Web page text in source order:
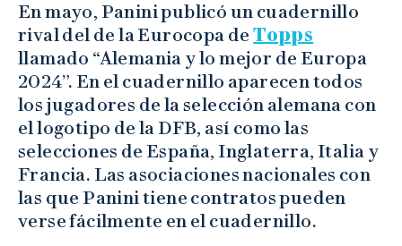
En mayo, Panini publicó un cuadernillo
rival del de la Eurocopa deTopps
llamado “Alemania y lo mejor de Europa
2024”. En el cuadernillo aparecen todos
los jugadores de la selección alemana con
el logotipo de la DFB, así como las
selecciones de España, Inglaterra, Italia y
Francia. Las asociaciones nacionales con
las que Panini tiene contratos pueden
verse fácilmente en el cuadernillo.